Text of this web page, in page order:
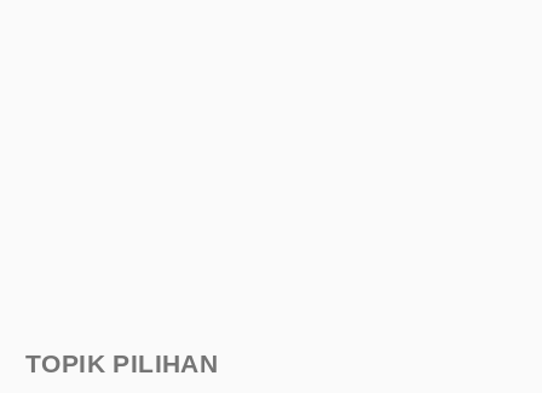
TOPIK PILIHAN